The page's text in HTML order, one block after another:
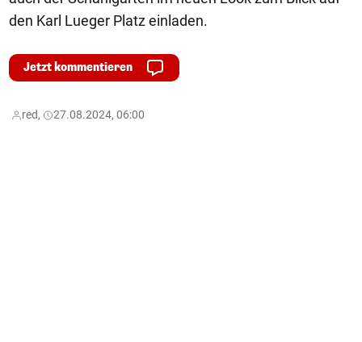
den Karl Lueger Platz einladen.
Jetzt kommentieren
red, 27.08.2024, 06:00